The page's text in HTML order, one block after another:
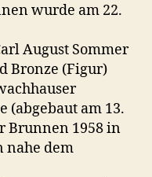
wurde am 22.
August Sommer
Bronze (Figur)
(abgebaut am 13.
Brunnen 1958 in
nahe dem